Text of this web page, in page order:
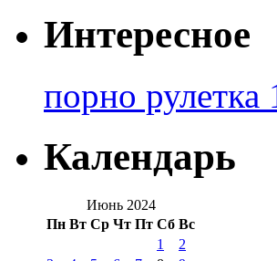
Интересное
порно рулетка
Календарь
Июнь 2024
Пн Вт Ср Чт Пт Сб Вс
1
2